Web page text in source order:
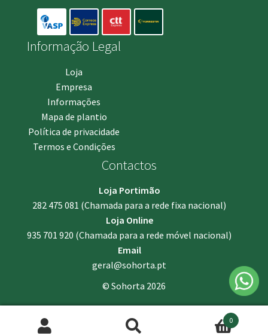
Informação Legal
Loja
Empresa
Informações
Mapa de plantio
Política de privacidade
Termos e Condições
Contactos
Loja Portimão
282 475 081 (Chamada para a rede fixa nacional)
Loja Online
935 701 920 (Chamada para a rede móvel nacional)
Email
geral@sohorta.pt
© Sohorta 2026
Pesquisar
Pesquisa
0